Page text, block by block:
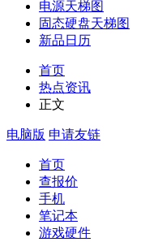
电源天梯图
固态硬盘天梯图
新品日历
首页
热点资讯
正文
电脑版 申请友链
首页
查报价
手机
笔记本
游戏硬件